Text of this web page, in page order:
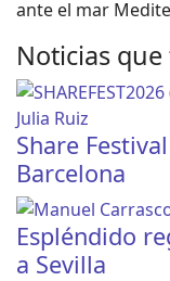
ante el mar
Noticias
Share
Barcelona
Espléndido
a Sevilla